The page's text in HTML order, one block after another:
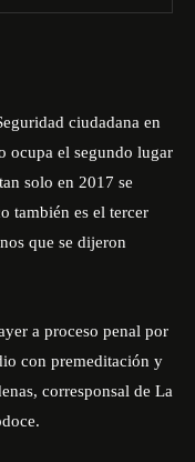
ciudadana en
ocupa el segundo lugar
solo en 2017 se
también es el tercer
que se dijeron
a proceso penal por
con premeditación y
corresponsal de La